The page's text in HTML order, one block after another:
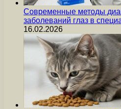
Современные методы
заболеваний глаз в
16.02.2026